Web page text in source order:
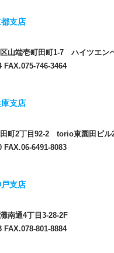
支店
山端壱町田町1-7 ハイツエン
FAX.075-746-3464
支店
町2丁目92-2 torio東園田ビル
FAX.06-6491-8083
支店
南通4丁目3-28-2F
FAX.078-801-8884